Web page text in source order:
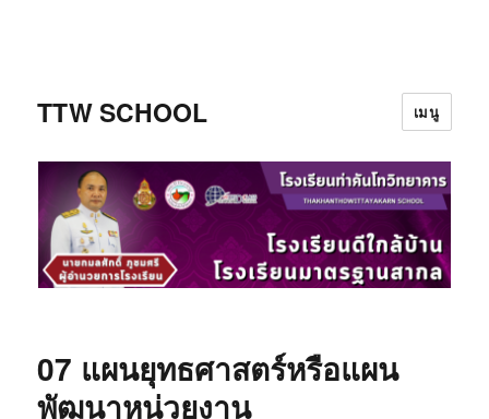
บทความ
TTW SCHOOL เมนู
07 แผนยุทธศาสตร์หรือแผน
พัฒนาหน่วยงาน